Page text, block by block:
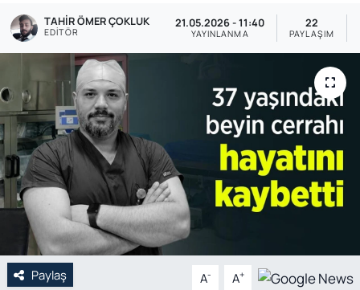
TAHIR ÖMER ÇOKLUK
EDITÖR
21.05.2026 - 11:40
YAYINLANMA
22
PAYLAŞIM
Paylaş A- A+
Ekonomi
Genel
Gündem
Özel Haber
POLİTİKA
Siyaset
Spor